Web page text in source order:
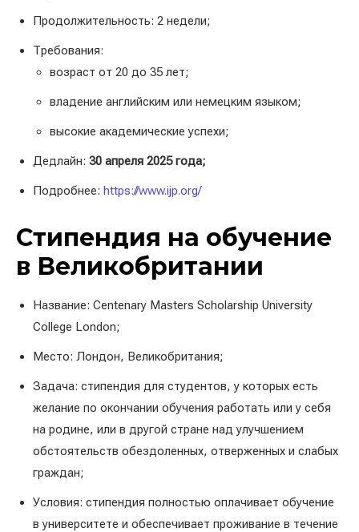
Продолжительность: 2 недели;
Требования:
возраст от 20 до 35 лет;
владение английским или немецким языком;
высокие академические успехи;
Дедлайн: 30 апреля 2025 года;
Подробнее: https://www.ijp.org/
Стипендия на обучение
в Великобритании
Название: Centenary Masters Scholarship University
College London;
Место: Лондон, Великобритания;
Задача: стипендия для студентов, у которых есть
желание по окончании обучения работать или у себя
на родине, или в другой стране над улучшением
обстоятельств обездоленных, отверженных и слабых
граждан;
Условия: стипендия полностью оплачивает обучение
в университете и обеспечивает проживание в течение